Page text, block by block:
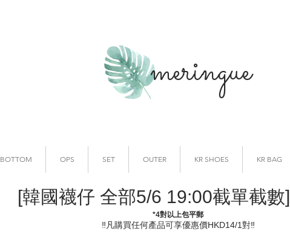
meringue
[韓國襪仔 全部5/6 19:00截單截數]
*4對以上包平郵
‼️凡購買任何產品可享優惠價HKD14/1對‼️
BOTTOM OPS SET OUTER KR SHOES KR BAG